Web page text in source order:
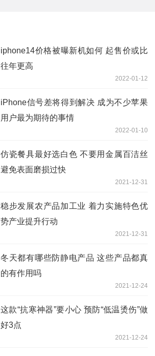
iphone14价格被曝新机如何 起售价或比
往年更高
2022-01-12
iPhone信号差将得到解决 成为不少苹果
用户最为期待的事情
2022-01-10
仿瓷餐具最好选白色 不要用金属百洁丝
避免表面磨损过快
2021-12-31
稳步发展农产品加工业 着力实施特色优
势产业提升行动
2021-12-31
冬天都有哪些防静电产品 这些产品都真
的有作用吗
2021-12-24
这款“抗寒神器”要小心 预防“低温烫伤”做
好3点
2021-12-24